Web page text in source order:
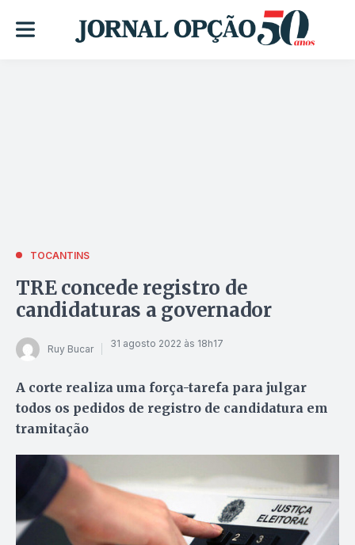
TOCANTINS
TRE concede registro de
candidaturas a governador
Ruy Bucar 31 agosto 2022 às 18h17
A corte realiza uma força-tarefa para julgar
todos os pedidos de registro de candidatura em
tramitação